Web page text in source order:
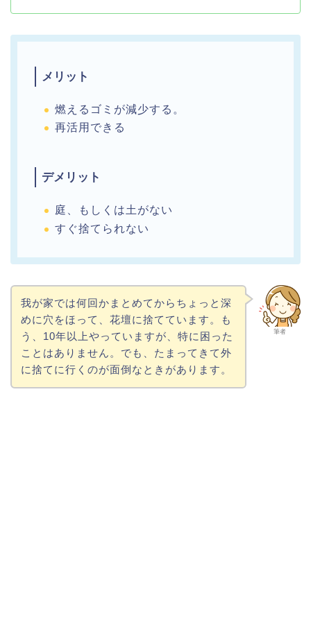
メリット
燃えるゴミが減少する。
再活用できる
デメリット
庭、もしくは土がない
すぐ捨てられない
筆者
我が家では何回かまとめてからちょっと深
めに穴をほって、花壇に捨てています。も
う、10年以上やっていますが、特に困った
ことはありません。でも、たまってきて外
に捨てに行くのが面倒なときがあります。